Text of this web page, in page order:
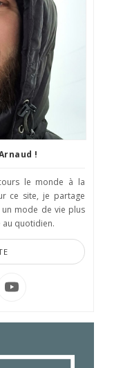
!
le monde à la
ce site, je partage
mode de vie plus
quotidien.